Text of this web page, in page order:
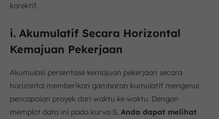
korektif.
i. Akumulatif Secara Horizontal
Kemajuan Pekerjaan
Akumulasi persentase kemajuan pekerjaan secara
horizontal memberikan gambaran kumulatif mengenai
pencapaian proyek dari waktu ke waktu. Dengan
memplot data ini pada kurva S, Anda dapat melihat